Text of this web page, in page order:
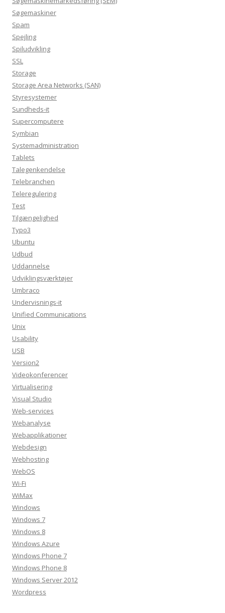
Søgemaskiner
Spam
Spejling
Spiludvikling
SSL
Storage
Storage Area Networks (SAN)
Styresystemer
Sundheds-it
Supercomputere
Symbian
Systemadministration
Tablets
Talegenkendelse
Telebranchen
Teleregulering
Test
Tilgængelighed
Typo3
Ubuntu
Udbud
Uddannelse
Udviklingsværktøjer
Umbraco
Undervisnings-it
Unified Communications
Unix
Usability
USB
Version2
Videokonferencer
Virtualisering
Visual Studio
Web-services
Webanalyse
Webapplikationer
Webdesign
Webhosting
WebOS
Wi-Fi
WiMax
Windows
Windows 7
Windows 8
Windows Azure
Windows Phone 7
Windows Phone 8
Windows Server 2012
Wordpress